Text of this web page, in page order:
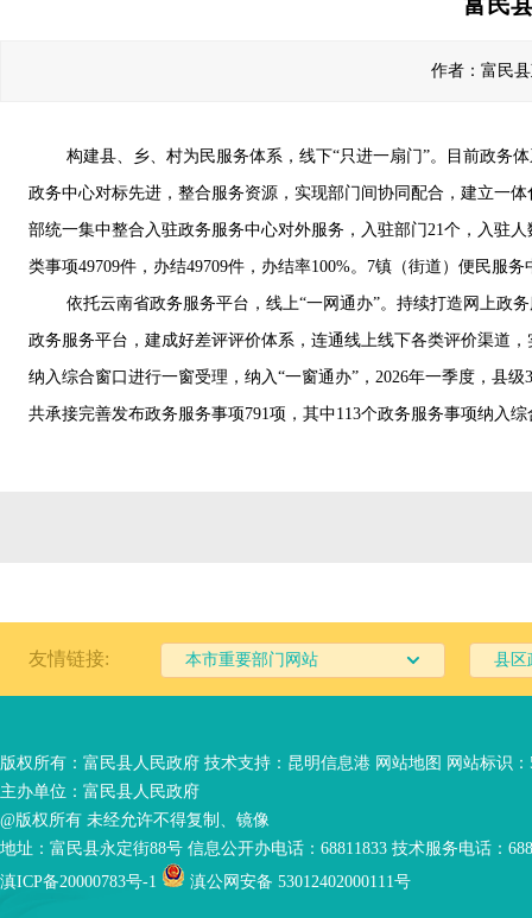
作者：富民
构建县、乡、村为民服务体系，线下“只进一扇门”。目前政务
政务中心对标先进，整合服务资源，实现部门间协同配合，建立一
部统一集中整合入驻政务服务中心对外服务，入驻部门21个，入驻
类事项49709件，办结49709件，办结率100%。7镇（街道）便民服
依托云南省政务服务平台，线上“一网通办”。持续打造网上政
政务服务平台，建成好差评评价体系，连通线上线下各类评价渠道
纳入综合窗口进行一窗受理，纳入“一窗通办”，2026年一季度，县
共承接完善发布政务服务事项791项，其中113个政务服务事项纳入
友情链接: 本市重要部门网站 县区
版权所有：富民县人民政府 技术支持： 昆明信息港 网站地图 网站标识：
主办单位：富民县人民政府
@版权所有 未经允许不得复制、镜像
地址：富民县永定街88号 信息公开办电话：68811833 技术服务电话：
滇ICP备20000783号-1
滇公网安备 53012402000111号